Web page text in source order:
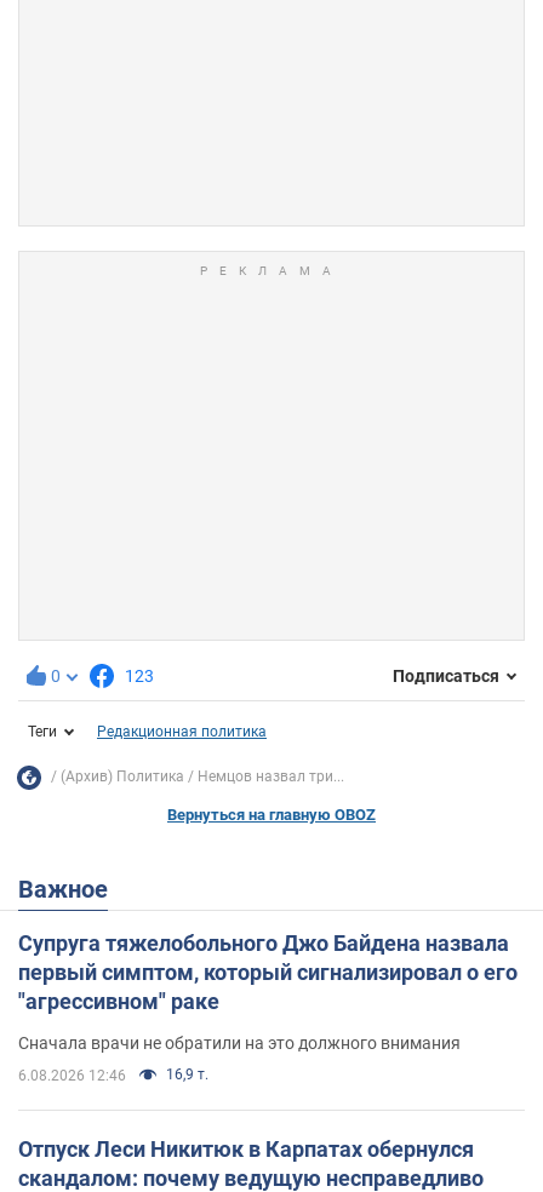
0 123 Подписаться
Теги Редакционная политика
(Архив) Политика Немцов назвал три...
Вернуться на главную OBOZ
Важное
Супруга тяжелобольного Джо Байдена назвала
первый симптом, который сигнализировал о его
"агрессивном" раке
Сначала врачи не обратили на это должного внимания
6.08.2026 12:46 16,9 т.
Отпуск Леси Никитюк в Карпатах обернулся
скандалом: почему ведущую несправедливо